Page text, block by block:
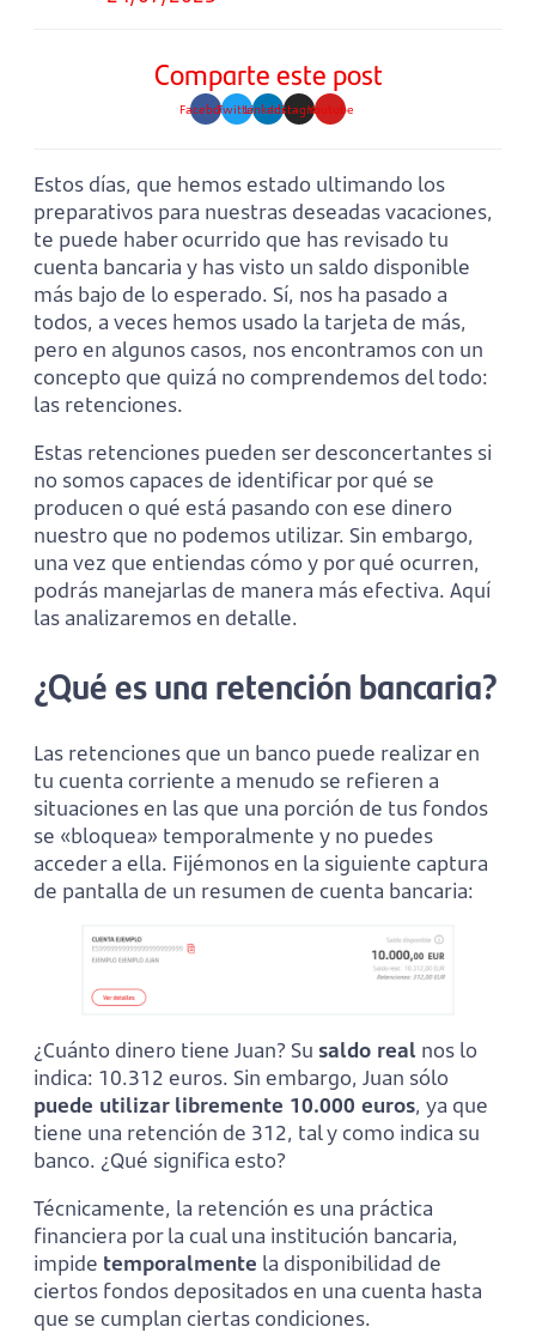
Comparte este post
FacebookTwitterLinkedinInstagramYoutube
Estos días, que hemos estado ultimando los
preparativos para nuestras deseadas vacaciones,
te puede haber ocurrido que has revisado tu
cuenta bancaria y has visto un saldo disponible
más bajo de lo esperado. Sí, nos ha pasado a
todos, a veces hemos usado la tarjeta de más,
pero en algunos casos, nos encontramos con un
concepto que quizá no comprendemos del todo:
las retenciones.
Estas retenciones pueden ser desconcertantes si
no somos capaces de identificar por qué se
producen o qué está pasando con ese dinero
nuestro que no podemos utilizar. Sin embargo,
una vez que entiendas cómo y por qué ocurren,
podrás manejarlas de manera más efectiva. Aquí
las analizaremos en detalle.
¿Qué es una retención bancaria?
Las retenciones que un banco puede realizar en
tu cuenta corriente a menudo se refieren a
situaciones en las que una porción de tus fondos
se «bloquea» temporalmente y no puedes
acceder a ella. Fijémonos en la siguiente captura
de pantalla de un resumen de cuenta bancaria:
¿Cuánto dinero tiene Juan? Su saldo real nos lo
indica: 10.312 euros. Sin embargo, Juan sólo
puede utilizar libremente 10.000 euros, ya que
tiene una retención de 312, tal y como indica su
banco. ¿Qué significa esto?
Técnicamente, la retención es una práctica
financiera por la cual una institución bancaria,
impide temporalmente la disponibilidad de
ciertos fondos depositados en una cuenta hasta
que se cumplan ciertas condiciones.